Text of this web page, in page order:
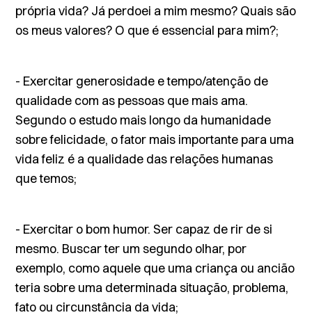
própria vida? Já perdoei a mim mesmo? Quais são
os meus valores? O que é essencial para mim?;
- Exercitar generosidade e tempo/atenção de
qualidade com as pessoas que mais ama.
Segundo o estudo mais longo da humanidade
sobre felicidade, o fator mais importante para uma
vida feliz é a qualidade das relações humanas
que temos;
- Exercitar o bom humor. Ser capaz de rir de si
mesmo. Buscar ter um segundo olhar, por
exemplo, como aquele que uma criança ou ancião
teria sobre uma determinada situação, problema,
fato ou circunstância da vida;